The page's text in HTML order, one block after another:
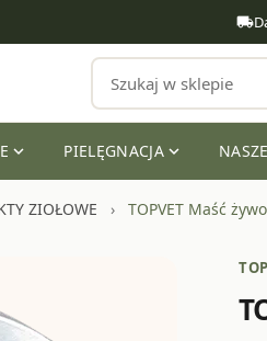
local_shipping
expand_more PIELĘGNACJA expand_more
ZIOŁOWE TOPVET Maść